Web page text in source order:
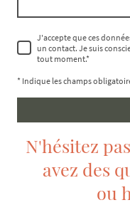
J'accepte que ces
un contact. Je suis
tout moment.*
* Indique les champs
N'hésitez
avez des
ou